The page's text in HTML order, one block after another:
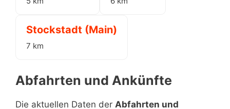
Stockstadt (Main)
7 km
Abfahrten und Ankünfte
Die aktuellen Daten der Abfahrten und